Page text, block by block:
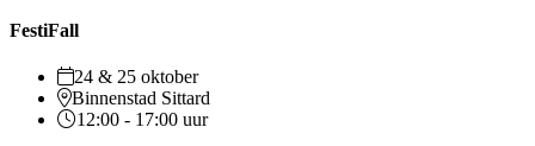
FestiFall
24 & 25 oktober
Binnenstad Sittard
12:00 - 17:00 uur